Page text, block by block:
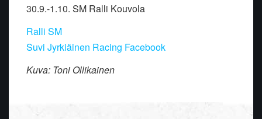
30.9.-1.10. SM Ralli Kouvola
Ralli SM
Suvi Jyrkiäinen Racing Facebook
Kuva: Toni Ollikainen